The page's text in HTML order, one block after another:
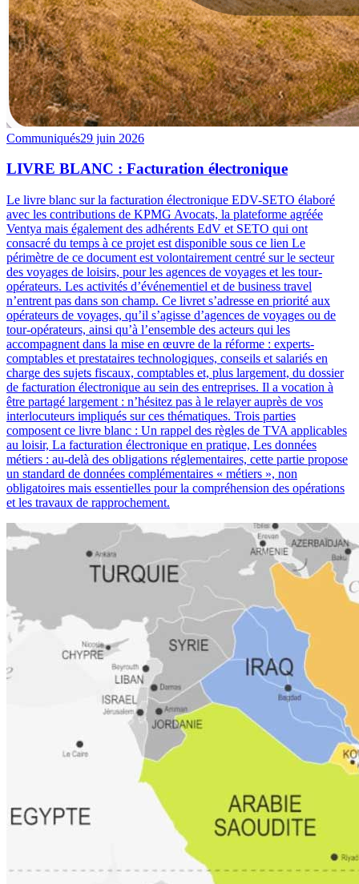
Communiqués29 juin 2026
LIVRE BLANC : Facturation électronique
Le livre blanc sur la facturation électronique EDV-SETO élaboré
avec les contributions de KPMG Avocats, la plateforme agréée
Ventya mais également des adhérents EdV et SETO qui ont
consacré du temps à ce projet est disponible sous ce lien Le
périmètre de ce document est volontairement centré sur le secteur
des voyages de loisirs, pour les agences de voyages et les tour-
opérateurs. Les activités d’événementiel et de business travel
n’entrent pas dans son champ. Ce livret s’adresse en priorité aux
opérateurs de voyages, qu’il s’agisse d’agences de voyages ou de
tour-opérateurs, ainsi qu’à l’ensemble des acteurs qui les
accompagnent dans la mise en œuvre de la réforme : experts-
comptables et prestataires technologiques, conseils et salariés en
charge des sujets fiscaux, comptables et, plus largement, du dossier
de facturation électronique au sein des entreprises. Il a vocation à
être partagé largement : n’hésitez pas à le relayer auprès de vos
interlocuteurs impliqués sur ces thématiques. Trois parties
composent ce livre blanc : Un rappel des règles de TVA applicables
au loisir, La facturation électronique en pratique, Les données
métiers : au-delà des obligations réglementaires, cette partie propose
un standard de données complémentaires « métiers », non
obligatoires mais essentielles pour la compréhension des opérations
et les travaux de rapprochement.